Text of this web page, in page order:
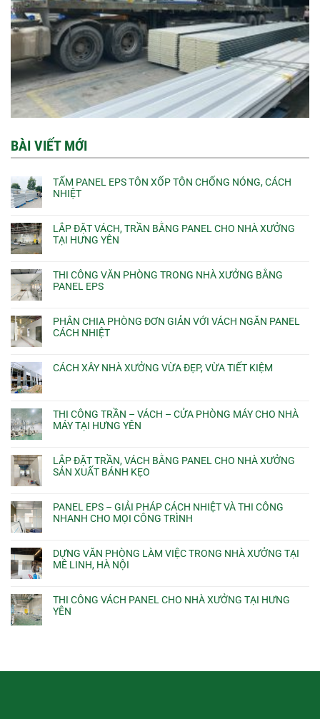
BÀI VIẾT MỚI
TẤM PANEL EPS TÔN XỐP TÔN CHỐNG NÓNG, CÁCH
NHIỆT
LẮP ĐẶT VÁCH, TRẦN BẰNG PANEL CHO NHÀ XƯỞNG
TẠI HƯNG YÊN
THI CÔNG VĂN PHÒNG TRONG NHÀ XƯỞNG BẰNG
PANEL EPS
PHÂN CHIA PHÒNG ĐƠN GIẢN VỚI VÁCH NGĂN PANEL
CÁCH NHIỆT
CÁCH XÂY NHÀ XƯỞNG VỪA ĐẸP, VỪA TIẾT KIỆM
THI CÔNG TRẦN – VÁCH – CỬA PHÒNG MÁY CHO NHÀ
MÁY TẠI HƯNG YÊN
LẮP ĐẶT TRẦN, VÁCH BẰNG PANEL CHO NHÀ XƯỞNG
SẢN XUẤT BÁNH KẸO
PANEL EPS – GIẢI PHÁP CÁCH NHIỆT VÀ THI CÔNG
NHANH CHO MỌI CÔNG TRÌNH
DỰNG VĂN PHÒNG LÀM VIỆC TRONG NHÀ XƯỞNG TẠI
MÊ LINH, HÀ NỘI
THI CÔNG VÁCH PANEL CHO NHÀ XƯỞNG TẠI HƯNG
YÊN